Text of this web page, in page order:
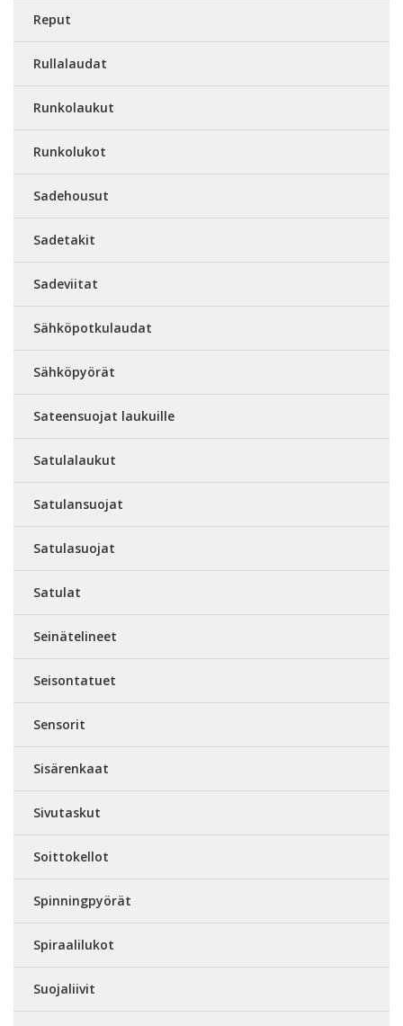
Reput
Rullalaudat
Runkolaukut
Runkolukot
Sadehousut
Sadetakit
Sadeviitat
Sähköpotkulaudat
Sähköpyörät
Sateensuojat laukuille
Satulalaukut
Satulansuojat
Satulasuojat
Satulat
Seinätelineet
Seisontatuet
Sensorit
Sisärenkaat
Sivutaskut
Soittokellot
Spinningpyörät
Spiraalilukot
Suojaliivit